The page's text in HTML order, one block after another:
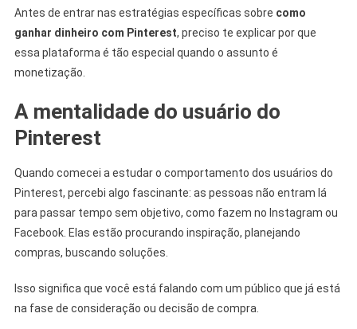
Antes de entrar nas estratégias específicas sobre como
ganhar dinheiro com Pinterest, preciso te explicar por que
essa plataforma é tão especial quando o assunto é
monetização.
A mentalidade do usuário do
Pinterest
Quando comecei a estudar o comportamento dos usuários do
Pinterest, percebi algo fascinante: as pessoas não entram lá
para passar tempo sem objetivo, como fazem no Instagram ou
Facebook. Elas estão procurando inspiração, planejando
compras, buscando soluções.
Isso significa que você está falando com um público que já está
na fase de consideração ou decisão de compra.